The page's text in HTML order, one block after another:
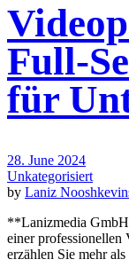
Full-
für
28. June 2024
Unkategorisiert
by Laniz
**Lanizmedia
einer
erzählen Sie mehr